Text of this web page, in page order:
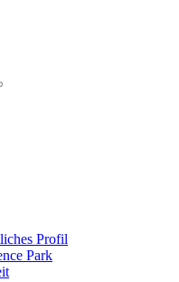
Profil
Park